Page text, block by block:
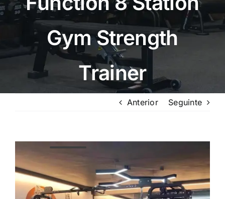
Gym Strength
Trainer
Anterior Seguinte